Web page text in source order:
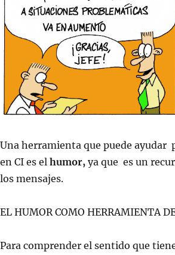
Una herramienta que puede ayudar
en CI es el humor, ya que es un
los mensajes.
EL HUMOR COMO HERRAMIENTA
Para comprender el sentido que